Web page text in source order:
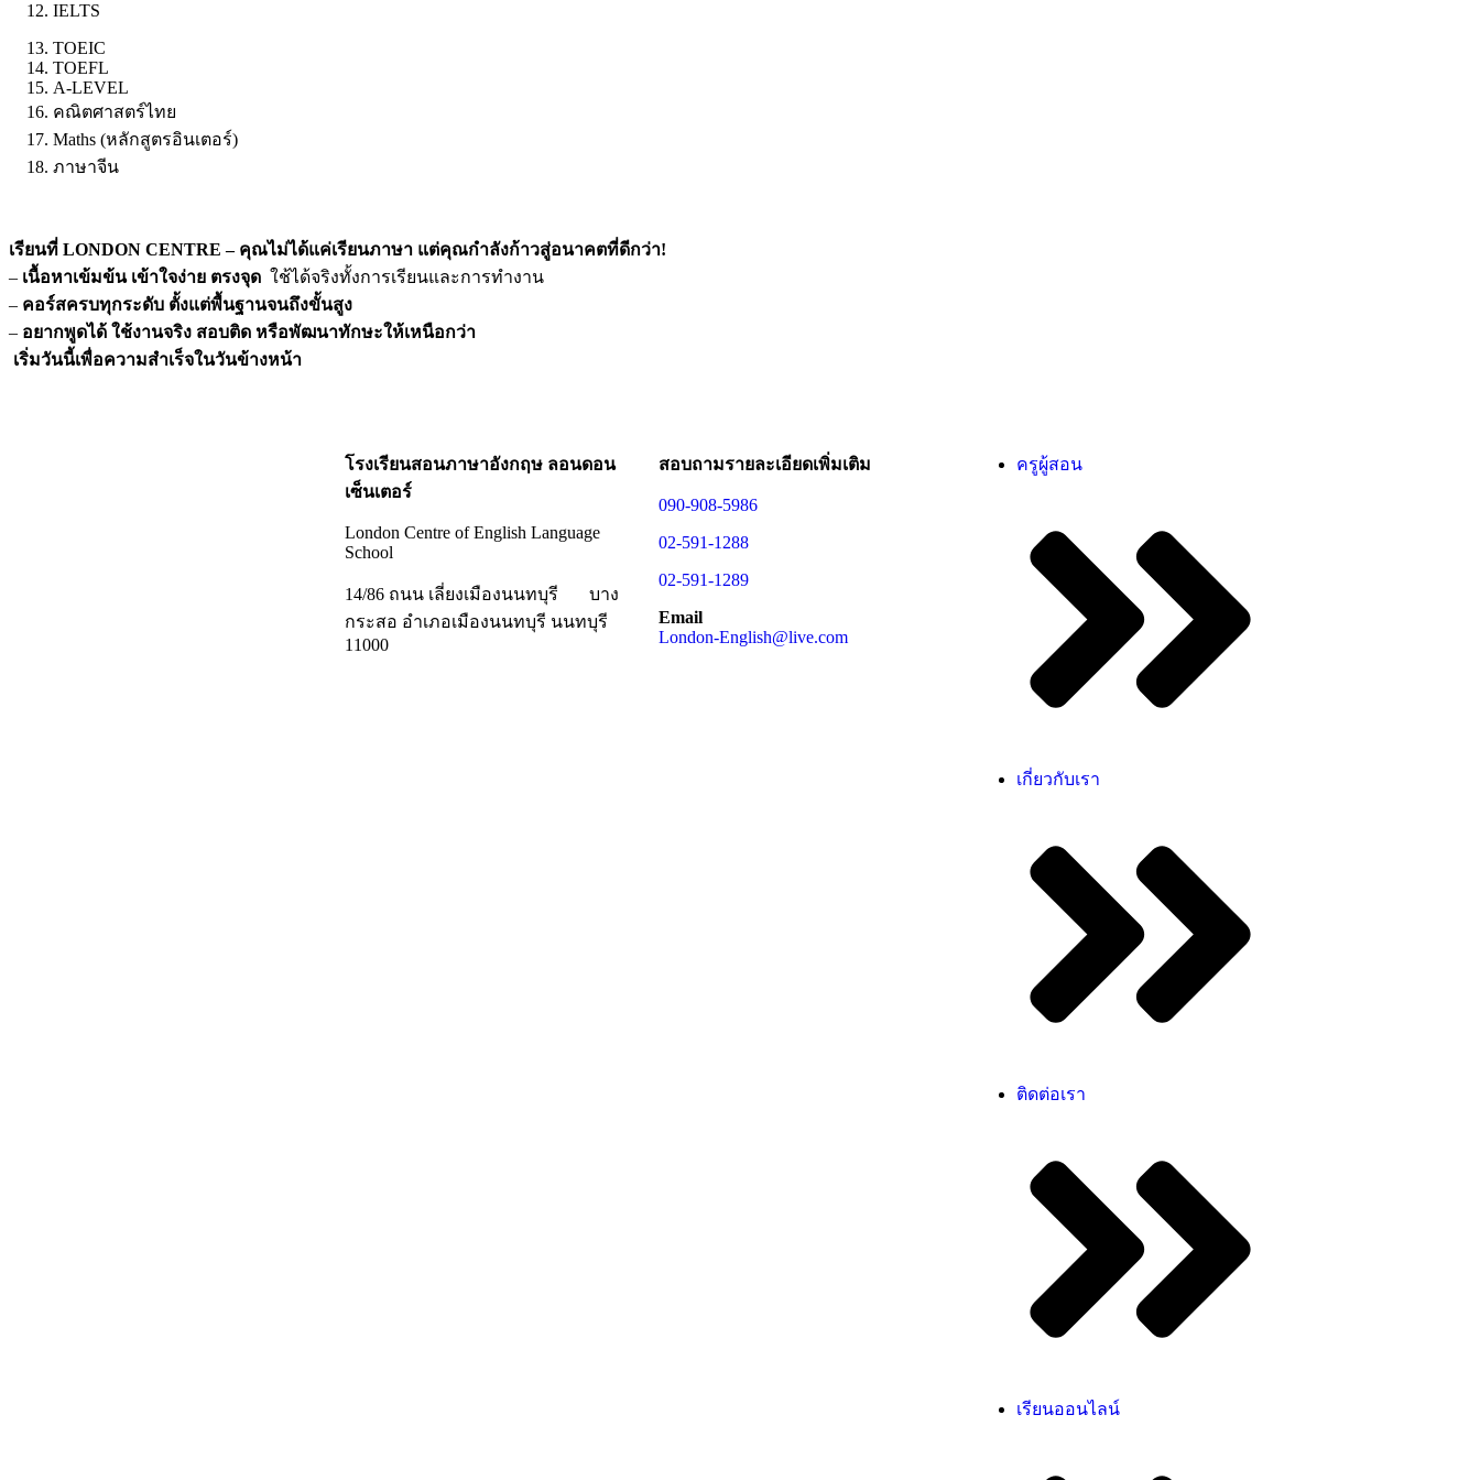
IELTS
TOEIC
TOEFL
A-LEVEL
คณิตศาสตร์ไทย
Maths (หลักสูตรอินเตอร์)
ภาษาจีน
เรียนที่ LONDON CENTRE – คุณไม่ได้แค่เรียนภาษา แต่คุณกำลังก้าวสู่อนาคตที่ดีกว่า!
– เนื้อหาเข้มข้น เข้าใจง่าย ตรงจุด ใช้ได้จริงทั้งการเรียนและการทำงาน
– คอร์สครบทุกระดับ ตั้งแต่พื้นฐานจนถึงขั้นสูง
– อยากพูดได้ ใช้งานจริง สอบติด หรือพัฒนาทักษะให้เหนือกว่า
เริ่มวันนี้เพื่อความสำเร็จในวันข้างหน้า
โรงเรียนสอนภาษาอังกฤษ ลอนดอน
เซ็นเตอร์
London Centre of English Language
School
14/86 ถนน เลี่ยงเมืองนนทบุรี บาง
กระสอ อำเภอเมืองนนทบุรี นนทบุรี
11000
สอบถามรายละเอียดเพิ่มเติม
090-908-5986
02-591-1288
02-591-1289
Email
London-English@live.com
ครูผู้สอน
เกี่ยวกับเรา
ติดต่อเรา
เรียนออนไลน์